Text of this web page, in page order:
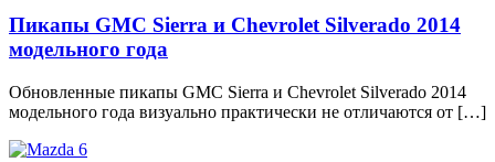
Пикапы GMC Sierra и Chevrolet Silverado 2014
модельного года
Обновленные пикапы GMC Sierra и Chevrolet Silverado 2014
модельного года визуально практически не отличаются от […]